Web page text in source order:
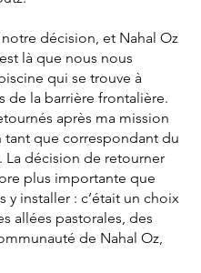
décision, et Nahal Oz
là que nous nous
qui se trouve à
de la barrière frontalière.
après ma mission
tant que correspondant du
La décision de retourner
plus importante que
installer : c’était un choix
allées pastorales, des
de Nahal Oz,